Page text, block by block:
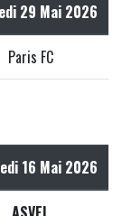
29 Mai 2026
Paris FC
16 Mai 2026